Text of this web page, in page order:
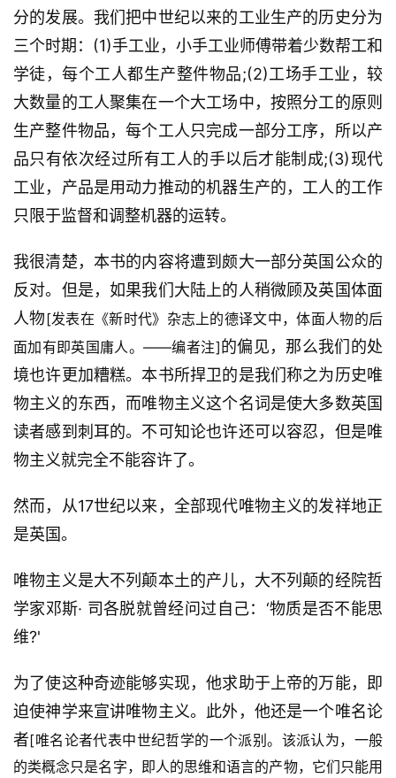
分的发展。我们把中世纪以来的工业生产的历史分为
三个时期：(1)手工业，小手工业师傅带着少数帮工和
学徒，每个工人都生产整件物品;(2)工场手工业，较
大数量的工人聚集在一个大工场中，按照分工的原则
生产整件物品，每个工人只完成一部分工序，所以产
品只有依次经过所有工人的手以后才能制成;(3)现代
工业，产品是用动力推动的机器生产的，工人的工作
只限于监督和调整机器的运转。
我很清楚，本书的内容将遭到颇大一部分英国公众的
反对。但是，如果我们大陆上的人稍微顾及英国体面
人物[发表在《新时代》杂志上的德译文中，体面人物的后
面加有即英国庸人。——编者注]的偏见，那么我们的处
境也许更加糟糕。本书所捍卫的是我们称之为历史唯
物主义的东西，而唯物主义这个名词是使大多数英国
读者感到刺耳的。不可知论也许还可以容忍，但是唯
物主义就完全不能容许了。
然而，从17世纪以来，全部现代唯物主义的发祥地正
是英国。
唯物主义是大不列颠本土的产儿，大不列颠的经院哲
学家邓斯· 司各脱就曾经问过自己：‘物质是否不能思
维?'
为了使这种奇迹能够实现，他求助于上帝的万能，即
迫使神学来宣讲唯物主义。此外，他还是一个唯名论
者[唯名论者代表中世纪哲学的一个派别。该派认为，一般
的类概念只是名字，即人的思维和语言的产物，它们只能用